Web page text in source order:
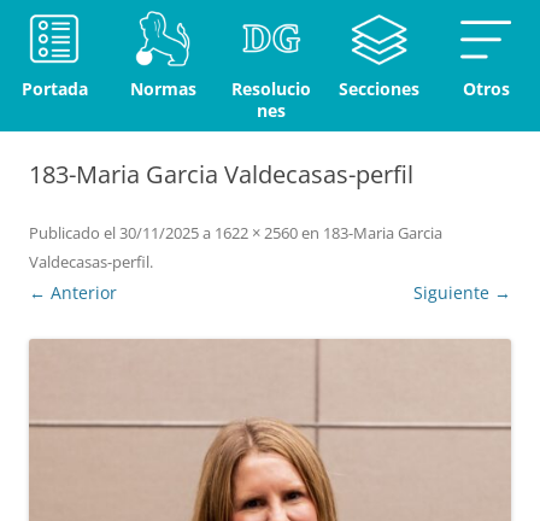
Portada Normas
Resolucio
nes
Secciones Otros
183-Maria Garcia Valdecasas-perfil
Publicado el30/11/2025a 1622 × 2560en 183-Maria Garcia
Valdecasas-perfil.
← Anterior Siguiente →